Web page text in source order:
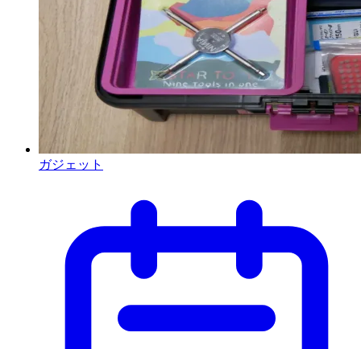
ガジェット